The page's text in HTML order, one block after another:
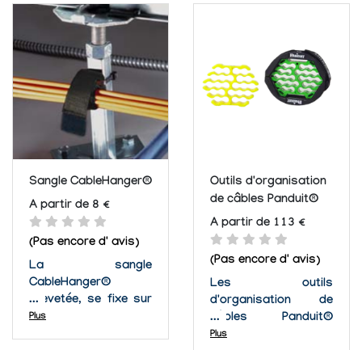
vidéo, de la musique,
du renfort audiovisuel
et ou photographes
qui doivent remplacer
un câble dans des
précipitations ou en
urgence....
de boucle agit comme
une poulie, vous
donnant un
accroissement pour
Sangle CableHanger®
A partir de 8 €
(Pas encore d' avis)
La sangle
CableHanger®
brevetée, se fixe sur
un poteau vertical.
Plus
Outils d'organisation
de câbles Panduit®
A partir de 113 €
(Pas encore d' avis)
Les outils
d'organisation de
câbles Panduit®
permettent un vrai
Plus